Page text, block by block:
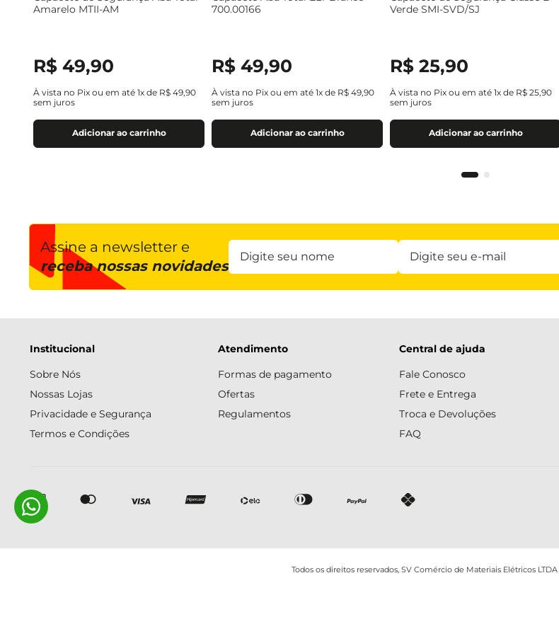
Amarelo MTII-AM
R$ 49,90
À vista no Pix ou em até 1x de R$ 49,90
sem juros
Adicionar ao carrinho
700.00166
R$ 49,90
À vista no Pix ou em até 1x de R$ 49,90
sem juros
Adicionar ao carrinho
Verde SMI-SVD/SJ
R$ 25,90
À vista no Pix ou em até 1x de R$ 25,90
sem juros
Adicionar ao carrinho
Assine a newsletter e
receba nossas novidades
Institucional
Sobre Nós
Nossas Lojas
Privacidade e Segurança
Termos e Condições
Atendimento
Formas de pagamento
Ofertas
Regulamentos
Central de ajuda
Fale Conosco
Frete e Entrega
Troca e Devoluções
FAQ
Todos os direitos reservados, SV Comércio de Materiais Elétricos LTDA